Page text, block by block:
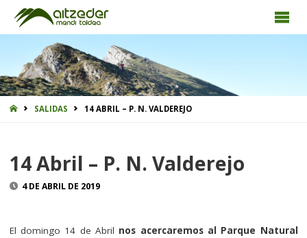
INICIOSALIDAS 14 ABRIL – P. N. VALDEREJO
14 Abril – P. N. Valderejo
4 DE ABRIL DE 2019
El domingo 14 de Abril nos acercaremos al Parque Natural